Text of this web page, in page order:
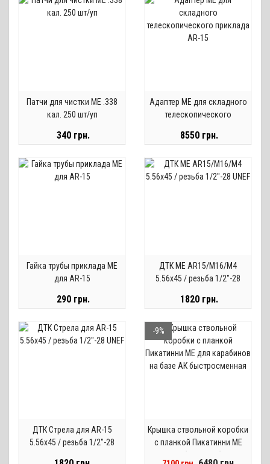
Патчи для чистки ME .338
кал. 250 шт/уп
340 грн.
Адаптер МЕ для складного
телескопического
8550 грн.
Гайка трубы приклада ME
для AR-15
290 грн.
ДТК ME AR15/M16/M4
5.56х45 / резьба 1/2"-28
1820 грн.
ДТК Стрела для АR-15
5.56х45 / резьба 1/2"-28
-9%
Крышка ствольной коробки
с планкой Пикатинни МЕ